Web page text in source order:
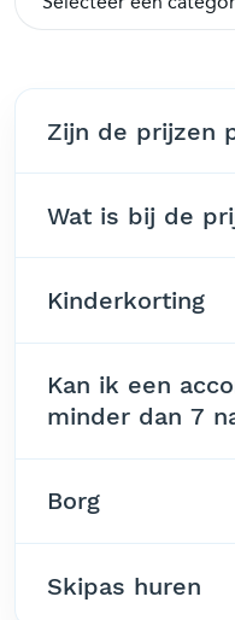
Zijn de prijzen
Wat is bij de
Kinderkorting
Kan ik een
minder dan 7
Borg
Skipas huren